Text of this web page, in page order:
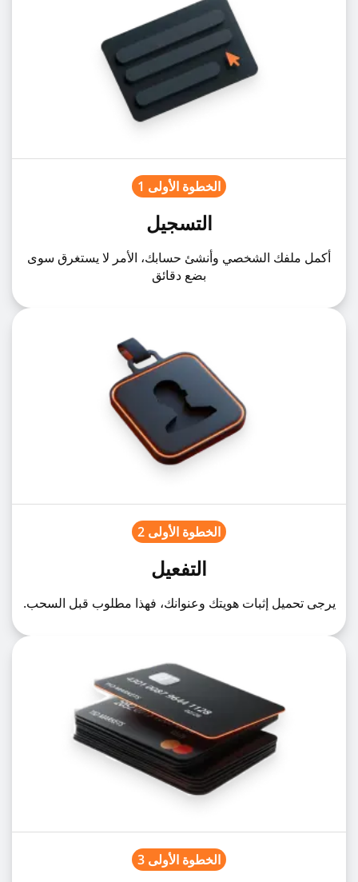
الخطوة الأولى 1
التسجيل
أكمل ملفك الشخصي وأنشئ حسابك، الأمر لا يستغرق سوى
بضع دقائق
الخطوة الأولى 2
التفعيل
يرجى تحميل إثبات هويتك وعنوانك، فهذا مطلوب قبل السحب.
الخطوة الأولى 3